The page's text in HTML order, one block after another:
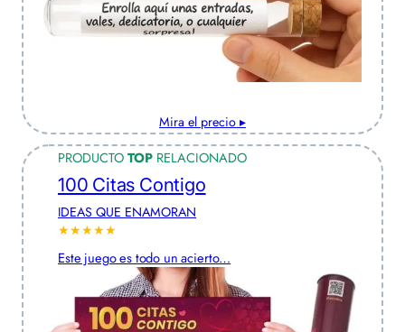
Mira el precio ▸
PRODUCTOTOP RELACIONADO
100 Citas Contigo
IDEAS QUE ENAMORAN
★★★★★
Este juego es todo un acierto…